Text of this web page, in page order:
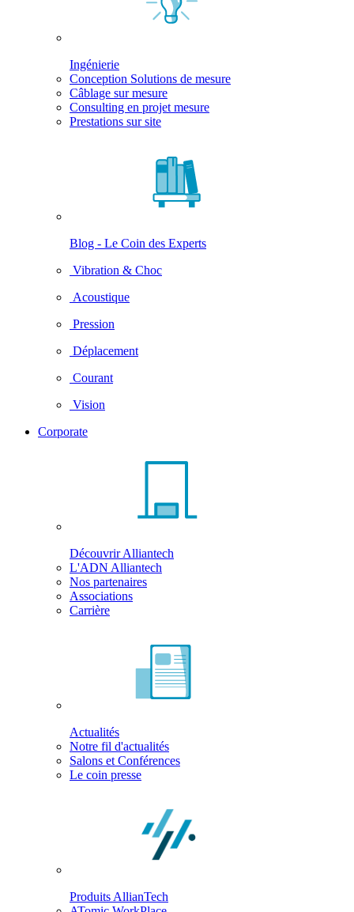
Ingénierie
Conception Solutions de mesure
Câblage sur mesure
Consulting en projet mesure
Prestations sur site
Blog - Le Coin des Experts
Vibration & Choc
Acoustique
Pression
Déplacement
Courant
Vision
Corporate
Découvrir Alliantech
L'ADN Alliantech
Nos partenaires
Associations
Carrière
Actualités
Notre fil d'actualités
Salons et Conférences
Le coin presse
Produits AllianTech